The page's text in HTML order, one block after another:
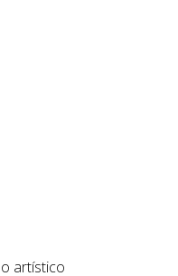
artístico